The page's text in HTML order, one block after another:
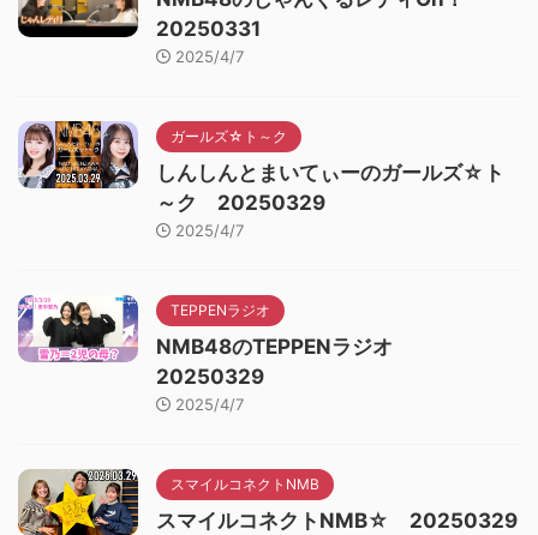
20250331
2025/4/7
ガールズ☆ト～ク
しんしんとまいてぃーのガールズ☆ト
～ク 20250329
2025/4/7
TEPPENラジオ
NMB48のTEPPENラジオ
20250329
2025/4/7
スマイルコネクトNMB
スマイルコネクトNMB☆ 20250329